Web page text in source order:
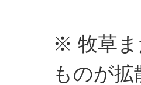
※ 牧草ま
ものが拡